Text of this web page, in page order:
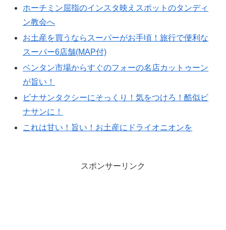
ホーチミン屈指のインスタ映えスポットのタンディ
ン教会へ
お土産を買うならスーパーがお手頃！旅行で便利な
スーパー6店舗(MAP付)
ベンタン市場からすぐのフォーの名店カットゥーン
が旨い！
ビナサンタクシーにそっくり！気をつけろ！酷似ビ
ナサンに！
これは甘い！旨い！お土産にドライオニオンを
スポンサーリンク